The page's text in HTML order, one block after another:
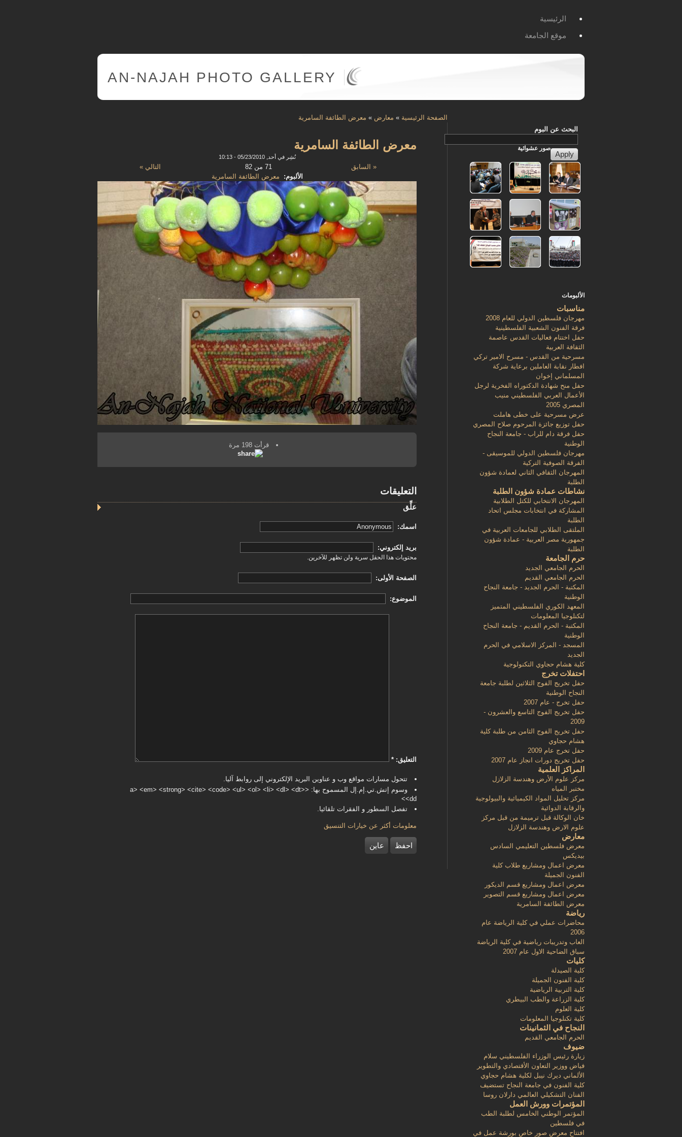
الرئيسية
موقع الجامعة
AN-NAJAH PHOTO GALLERY
الصفحة الرئيسية » معارض » معرض الطائفة السامرية
معرض الطائفة السامرية
نُشِر في أحد, 05/23/2010 - 10:13
« السابق 71 من 82
التالي »
الألبوم:
معرض الطائفة السامرية
قرأت 198 مرة
التعليقات
علِّق
‏اسمك: ‏
‏بريد إلكتروني: ‏
محتويات هذا الحقل سرية ولن تظهر للآخرين.
‏الصفحة الأولى: ‏
‏الموضوع: ‏
‏التعليق: ‏ *
تتحول مسارات مواقع وب و عناوين البريد الإلكتروني إلى روابط آليا.
وسوم إتش.تي.إم.إل المسموح بها: <a> <em> <strong> <cite> <code> <ul> <ol> <li> <dl> <dt>
<dd>
تفصل السطور و الفقرات تلقائيا.
معلومات أكثر عن خيارات التنسيق
البحث عن البوم
صور عشوائية
الألبومات
مناسبات
مهرجان فلسطين الدولي للعام 2008
فرقة الفنون الشعبية الفلسطينية
حفل اختتام فعاليات القدس عاصمة
الثقافة العربية
مسرحية من القدس - مسرح الامير تركي
افطار نقابة العاملين برعاية شركة
المسلماني إخوان
حفل منح شهادة الدكتوراه الفخرية لرجل
الأعمال العربي الفلسطيني منيب
المصري 2005
عرض مسرحية على خطى هاملت
حفل توزيع جائزة المرحوم صلاح المصري
حفل فرقة دام للراب - جامعة النجاح
الوطنية
مهرجان فلسطين الدولي للموسيقى -
الفرقة الصوفية التركية
المهرجان الثقافي الثاني لعمادة شؤون
الطلبة
نشاطات عمادة شؤون الطلبة
المهرجان الانتخابي للكتل الطلابية
المشاركة في انتخابات مجلس اتحاد
الطلبة
الملتقى الطلابي للجامعات العربية في
جمهورية مصر العربية - عمادة شؤون
الطلبة
حرم الجامعة
الحرم الجامعي الجديد
الحرم الجامعي القديم
المكتبة - الحرم الجديد - جامعة النجاح
الوطنية
المعهد الكوري الفلسطيني المتميز
لتكنلوجيا المعلومات
المكتبة - الحرم القديم - جامعة النجاح
الوطنية
المسجد - المركز الاسلامي في الحرم
الجديد
كلية هشام حجاوي التكنولوجية
احتفلات تخرج
حفل تخريج الفوج الثلاثين لطلبة جامعة
النجاح الوطنية
حفل تخرج - عام 2007
حفل تخريج الفوج التاسع والعشرون -
2009
حفل تخريج الفوج الثامن من طلبة كلية
هشام حجاوي
حفل تخرج عام 2009
حفل تخريج دورات انجاز عام 2007
المراكز العلمية
مركز علوم الأرض وهندسة الزلازل
مختبر المياه
مركز تحليل المواد الكيميائية والبيولوجية
والرقابة الدوائية
خان الوكالة قبل ترميمة من قبل مركز
علوم الارض وهندسة الزلازل
معارض
معرض فلسطين التعليمي السادس
بيديكس
معرض اعمال ومشاريع طلاب كلية
الفنون الجميلة
معرض اعمال ومشاريع قسم الديكور
معرض اعمال ومشاريع قسم التصوير
معرض الطائفة السامرية
رياضة
محاضرات عملي في كلية الرياضة عام
2006
العاب وتدريبات رياضية في كلية الرياضة
سباق الضاحية الاول عام 2007
كليات
كلية الصيدلة
كلية الفنون الجميلة
كلية التربية الرياضية
كلية الزراعة والطب البيطري
كلية العلوم
كلية تكنلوجيا المعلومات
النجاح في الثمانينات
الحرم الجامعي القديم
ضيوف
زيارة رئيس الوزراء الفلسطيني سلام
فياض ووزير التعاون الأقتصادي والتطوير
الألماني ديرك نيبل لكلية هشام حجاوي
كلية الفنون في جامعة النجاح تستضيف
الفنان التشكيلي العالمي دارلان روسا
المؤتمرات وورش العمل
المؤتمر الوطني الخامس لطلبة الطب
في فلسطين
افتتاح معرض صور خاص بورشة عمل في